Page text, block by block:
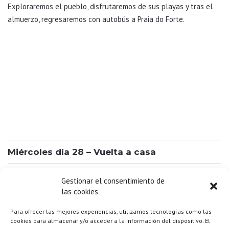
Gestionar el consentimiento de
las cookies
Para ofrecer las mejores experiencias, utilizamos tecnologías como las
cookies para almacenar y/o acceder a la información del dispositivo. El
Exploraremos el pueblo, disfrutaremos de sus playas y tras el
almuerzo, regresaremos con autobús a Praia do Forte.
Miércoles día 28 – Vuelta a casa
disfrutar plenamente de nuestro último día en Praia do Forte.